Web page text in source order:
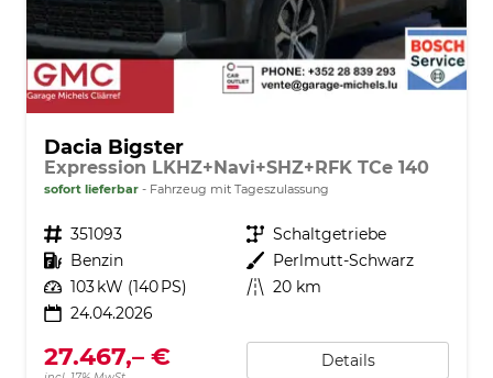
Dacia Bigster
Expression LKHZ+Navi+SHZ+RFK TCe 140
sofort lieferbar Fahrzeug mit Tageszulassung
Fahrzeugnr. 351093 Getriebe Schaltgetriebe
Kraftstoff Benzin Außenfarbe Perlmutt-Schwarz
Leistung 103 kW (140 PS) Kilometerstand 20 km
24.04.2026
27.467,– € Details